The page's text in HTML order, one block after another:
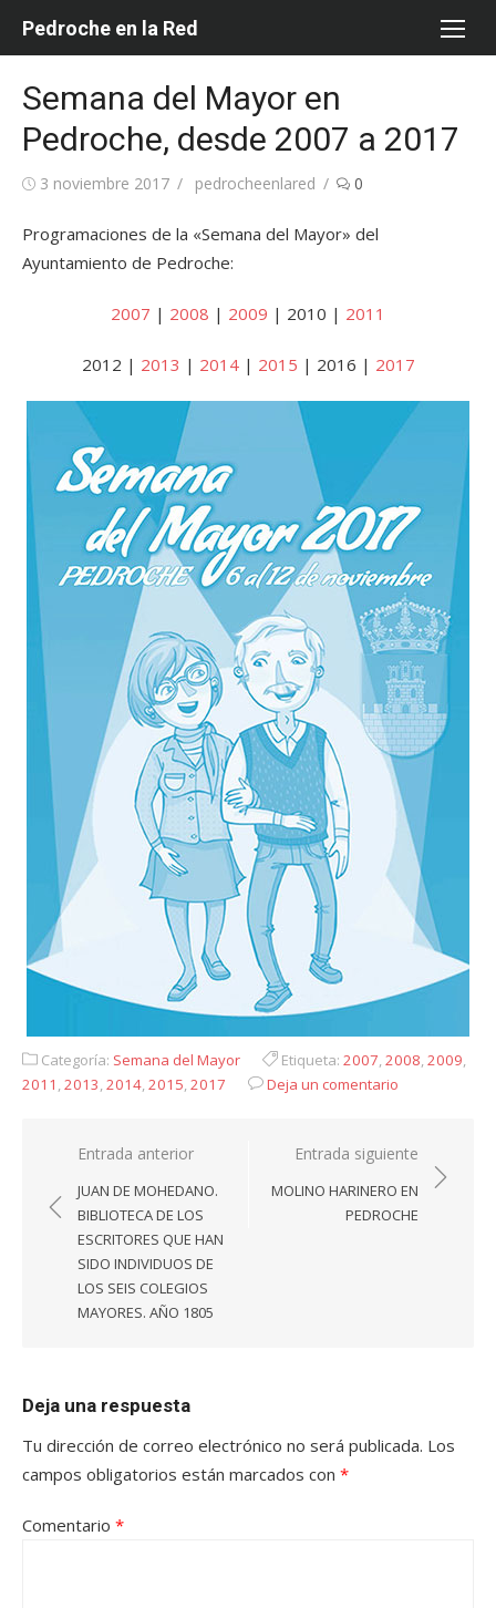
Pedroche en la Red
Semana del Mayor en
Pedroche, desde 2007 a 2017
Publicada
3 noviembre 2017 Autor
pedrocheenlared 0
Programaciones de la «Semana del Mayor» del
Ayuntamiento de Pedroche:
2007 | 2008 | 2009 | 2010 | 2011
2012 | 2013 | 2014| 2015 | 2016 | 2017
Categoría: Semana del Mayor Etiqueta: 2007,2008,2009,
2011 ,2013,2014,2015,2017 Deja un comentario
Navegación
entradas
Entrada anterior
JUAN DE MOHEDANO.
BIBLIOTECA DE LOS
ESCRITORES QUE HAN
SIDO INDIVIDUOS DE
LOS SEIS COLEGIOS
MAYORES. AÑO 1805
Entrada siguiente
MOLINO HARINERO EN
PEDROCHE
Deja una respuesta
Tu dirección de correo electrónico no será publicada. Los
campos obligatorios están marcados con *
Comentario *